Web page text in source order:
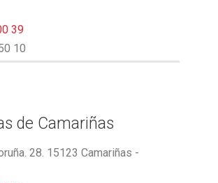
39
10
de Camariñas
28. 15123 Camariñas -